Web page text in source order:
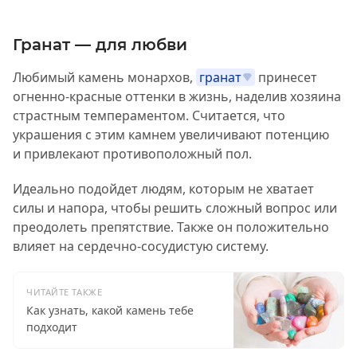
Гранат — для любви
Любимый камень монархов, гранат
принесет
огненно-красные оттенки в жизнь, наделив хозяина
страстным темпераментом. Считается, что
украшения с этим камнем увеличивают потенцию
и привлекают противоположный пол.
Идеально подойдет людям, которым не хватает
силы и напора, чтобы решить сложный вопрос или
преодолеть препятствие. Также он положительно
влияет на сердечно-сосудистую систему.
ЧИТАЙТЕ ТАКЖЕ
Как узнать, какой камень тебе
подходит